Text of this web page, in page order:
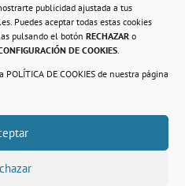
publicidad ajustada a tus
Puedes aceptar todas estas cookies
pulsando el botón RECHAZAR o
DE COOKIES.
POLÍTICA DE COOKIES de nuestra página
Centro de Rehabilitación